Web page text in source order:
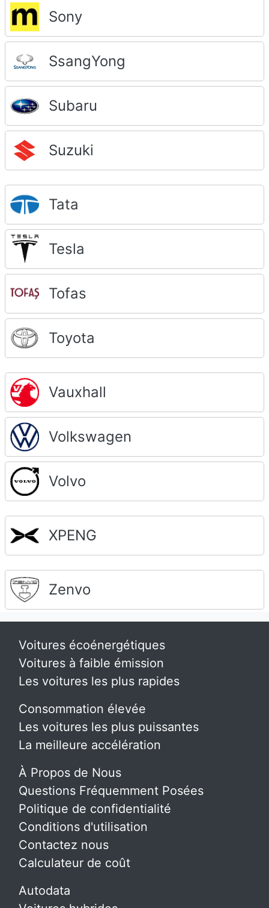
Sony
SsangYong
Subaru
Suzuki
Tata
Tesla
Tofas
Toyota
Vauxhall
Volkswagen
Volvo
XPENG
Zenvo
Voitures écoénergétiques
Voitures à faible émission
Les voitures les plus rapides
Consommation élevée
Les voitures les plus puissantes
La meilleure accélération
À Propos de Nous
Questions Fréquemment Posées
Politique de confidentialité
Conditions d'utilisation
Contactez nous
Calculateur de coût
Autodata